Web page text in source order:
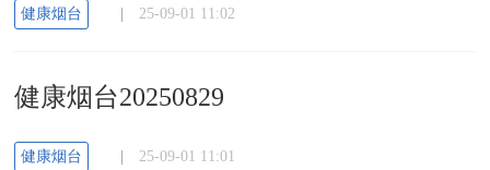
健康烟台 |25-09-01 11:02
健康烟台20250829
健康烟台 |25-09-01 11:01